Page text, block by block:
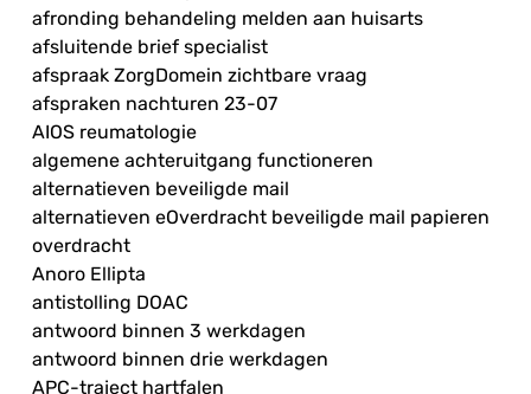
afronding behandeling melden aan huisarts
afsluitende brief specialist
afspraak ZorgDomein zichtbare vraag
afspraken nachturen 23-07
AIOS reumatologie
algemene achteruitgang functioneren
alternatieven beveiligde mail
alternatieven eOverdracht beveiligde mail papieren
overdracht
Anoro Ellipta
antistolling DOAC
antwoord binnen 3 werkdagen
antwoord binnen drie werkdagen
APC-traject hartfalen